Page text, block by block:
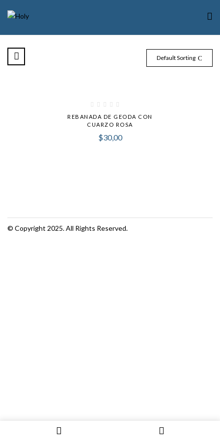
Default Sorting
REBANADA DE GEODA CON
CUARZO ROSA
$30,00
© Copyright 2025. All Rights Reserved.